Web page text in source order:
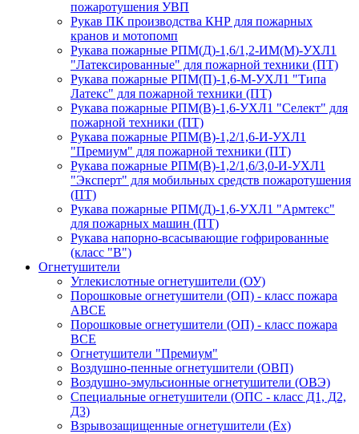
пожаротушения УВП
Рукав ПК производства КНР для пожарных
кранов и мотопомп
Рукава пожарные РПМ(Д)-1,6/1,2-ИМ(M)-УХЛ1
"Латексированные" для пожарной техники (ПТ)
Рукава пожарные РПМ(П)-1,6-М-УХЛ1 "Типа
Латекс" для пожарной техники (ПТ)
Рукава пожарные РПМ(В)-1,6-УХЛ1 "Селект" для
пожарной техники (ПТ)
Рукава пожарные РПМ(В)-1,2/1,6-И-УХЛ1
"Премиум" для пожарной техники (ПТ)
Рукава пожарные РПМ(В)-1,2/1,6/3,0-И-УХЛ1
"Эксперт" для мобильных средств пожаротушения
(ПТ)
Рукава пожарные РПМ(Д)-1,6-УХЛ1 "Армтекс"
для пожарных машин (ПТ)
Рукава напорно-всасывающие гофрированные
(класс "В")
Огнетушители
Углекислотные огнетушители (ОУ)
Порошковые огнетушители (ОП) - класс пожара
АВСЕ
Порошковые огнетушители (ОП) - класс пожара
ВСЕ
Огнетушители "Премиум"
Воздушно-пенные огнетушители (ОВП)
Воздушно-эмульсионные огнетушители (ОВЭ)
Специальные огнетушители (ОПС - класс Д1, Д2,
Д3)
Взрывозащищенные огнетушители (Ex)